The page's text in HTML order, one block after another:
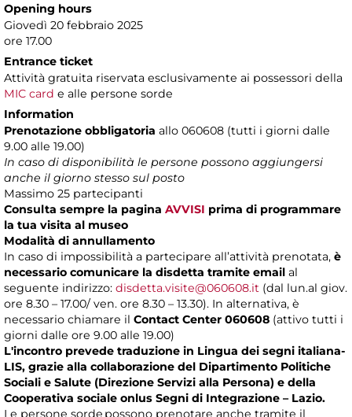
Opening hours
Giovedì 20 febbraio 2025
ore 17.00
Entrance ticket
Attività gratuita riservata esclusivamente ai possessori della
MIC card e alle persone sorde
Information
Prenotazione obbligatoria allo 060608 (tutti i giorni dalle
9.00 alle 19.00)
In caso di disponibilità le persone possono aggiungersi
anche il giorno stesso sul posto
Massimo 25 partecipanti
Consulta sempre la pagina AVVISI prima di programmare
la tua visita al museo
Modalità di annullamento
In caso di impossibilità a partecipare all’attività prenotata, è
necessario comunicare la disdetta tramite email al
seguente indirizzo: disdetta.visite@060608.it (dal lun.al giov.
ore 8.30 – 17.00/ ven. ore 8.30 – 13.30). In alternativa, è
necessario chiamare il Contact Center 060608 (attivo tutti i
giorni dalle ore 9.00 alle 19.00)
L'incontro prevede traduzione in Lingua dei segni italiana-
LIS, grazie alla collaborazione del Dipartimento Politiche
Sociali e Salute (Direzione Servizi alla Persona) e della
Cooperativa sociale onlus Segni di Integrazione – Lazio.
Le persone sorde possono prenotare anche tramite il